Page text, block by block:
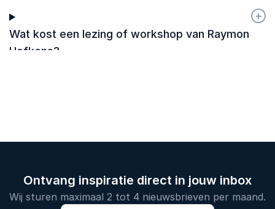
Wat kost een lezing of workshop van Raymon
Hofkens?
+
-
Ontvang inspiratie direct in jouw inbox
Wij sturen maximaal 2 tot 4 nieuwsbrieven per maand.